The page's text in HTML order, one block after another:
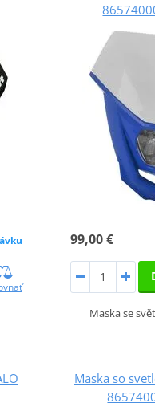
99,00 €
Maska se
Maska so